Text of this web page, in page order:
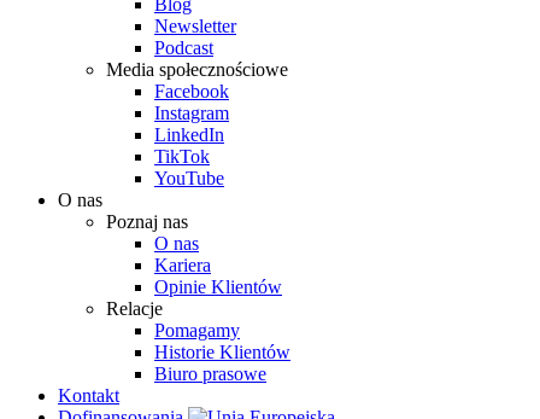
Newsletter
Podcast
Media społecznościowe
Facebook
Instagram
LinkedIn
TikTok
YouTube
O nas
Poznaj nas
O nas
Kariera
Opinie Klientów
Relacje
Pomagamy
Historie Klientów
Biuro prasowe
Kontakt